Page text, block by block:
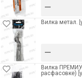
–
Вилка метал.
–
Вилка
расфасовке)